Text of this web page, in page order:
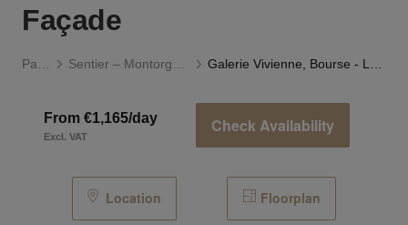
Façade
From €1,165/day
Excl. VAT
Check Availability
Location Floorplan